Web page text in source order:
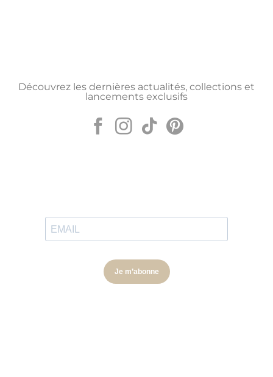
Découvrez les dernières actualités, collections et
lancements exclusifs